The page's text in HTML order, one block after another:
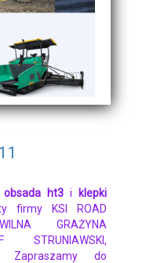
obsada ht3 i
klepki
firmy KSI ROAD
GRAŻYNA
STRUNIAWSKI,
Zapraszamy do